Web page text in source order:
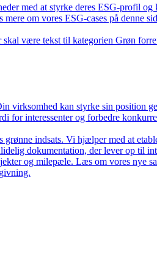
med at styrke deres ESG-profil
om vores ESG-cases på denne
skal være tekst til kategorien Grøn
virksomhed kan styrke sin position
for interessenter og forbedre
grønne indsats. Vi hjælper med at
dokumentation, der lever op til
og milepæle. Læs om vores nye